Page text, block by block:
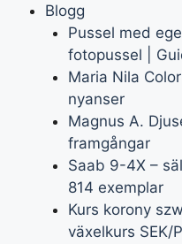
Blogg
Pussel med
fotopussel |
Maria Nila
nyanser
Magnus A.
framgångar
Saab 9-4X –
814 exemplar
Kurs korony
växelkurs SEK/